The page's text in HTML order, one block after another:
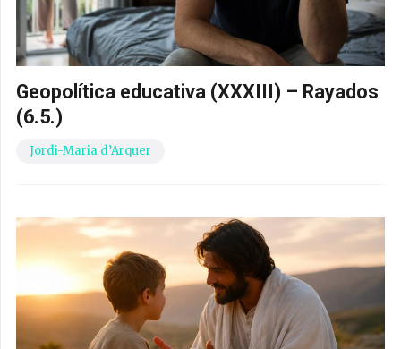
Geopolítica educativa (XXXIII) – Rayados
(6.5.)
Jordi-Maria d’Arquer